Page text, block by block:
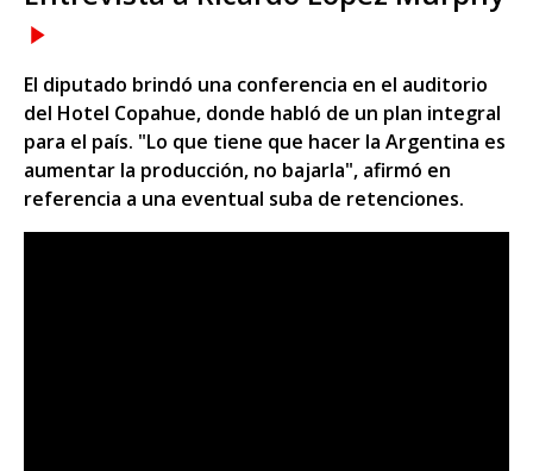
El diputado brindó una conferencia en el auditorio
del Hotel Copahue, donde habló de un plan integral
para el país. "Lo que tiene que hacer la Argentina es
aumentar la producción, no bajarla", afirmó en
referencia a una eventual suba de retenciones.